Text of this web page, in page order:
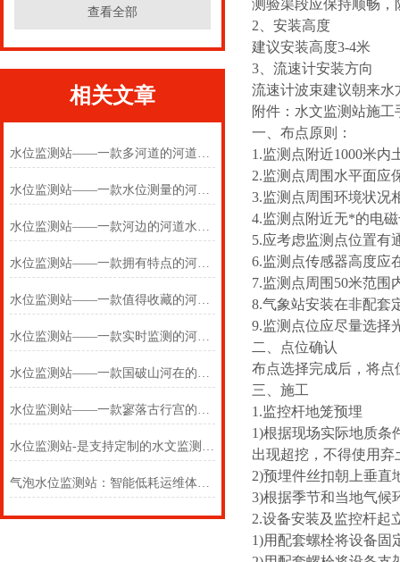
查看全部
相关文章
水位监测站——一款多河道的河道水位监测站2025(万象推送)
水位监测站——一款水位测量的河道水位监测站2025(万象推送)
水位监测站——一款河边的河道水位监测站2025(万象推送)
水位监测站——一款拥有特点的河道水位监测站2025(万象推送)
水位监测站——一款值得收藏的河道水位监测站2025(万象推送)
水位监测站——一款实时监测的河道水位监测站2024(万象推送)
水位监测站——一款国破山河在的河道水位监测站2024万象环境
水位监测站——一款寥落古行宫的河道水位监测站 2024万象环境
水位监测站-是支持定制的水文监测设备/2024/WX-LDSW04
气泡水位监测站：智能低耗运维体系，降本增效优势显著
测验渠段应保持顺畅，
2、安装高度
建议安装高度3-4米
3、流速计安装方向
流速计波束建议朝来水
附件：水文监测站施工
一、布点原则：
1.监测点附近1000米内
2.监测点周围水平面应
3.监测点周围环境状况
4.监测点附近无*的电
5.应考虑监测点位置有
6.监测点传感器高度应
7.监测点周围50米范围
8.气象站安装在非配套
9.监测点位应尽量选择
二、点位确认
布点选择完成后，将
三、施工
1.监控杆地笼预埋
1)根据现场实际地质条
出现超挖，不得使用
2)预埋件丝扣朝上垂直
3)根据季节和当地气候
2.设备安装及监控杆起
1)用配套螺栓将设备固